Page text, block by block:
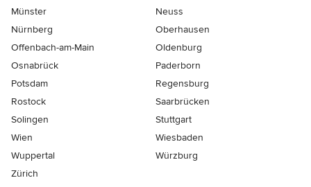
Münster
Neuss
Nürnberg
Oberhausen
Offenbach-am-Main
Oldenburg
Osnabrück
Paderborn
Potsdam
Regensburg
Rostock
Saarbrücken
Solingen
Stuttgart
Wien
Wiesbaden
Wuppertal
Würzburg
Zürich